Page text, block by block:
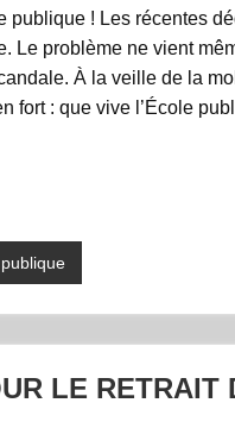
publique ! Les récentes
Le problème ne vient
À la veille de la
fort : que vive l’École
LE RETRAIT